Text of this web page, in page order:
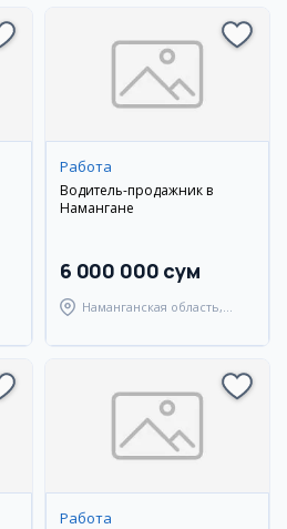
Работа
Водитель-продажник в
Намангане
6 000 000 сум
Наманганская область,
Работа